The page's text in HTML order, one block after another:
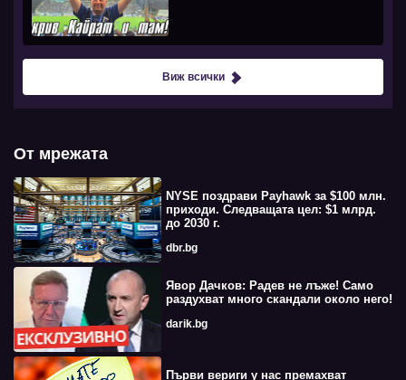
Виж всички
От мрежата
NYSE поздрави Payhawk за $100 млн.
приходи. Следващата цел: $1 млрд.
до 2030 г.
dbr.bg
Явор Дачков: Радев не лъже! Само
раздухват много скандали около него!
darik.bg
Първи вериги у нас премахват